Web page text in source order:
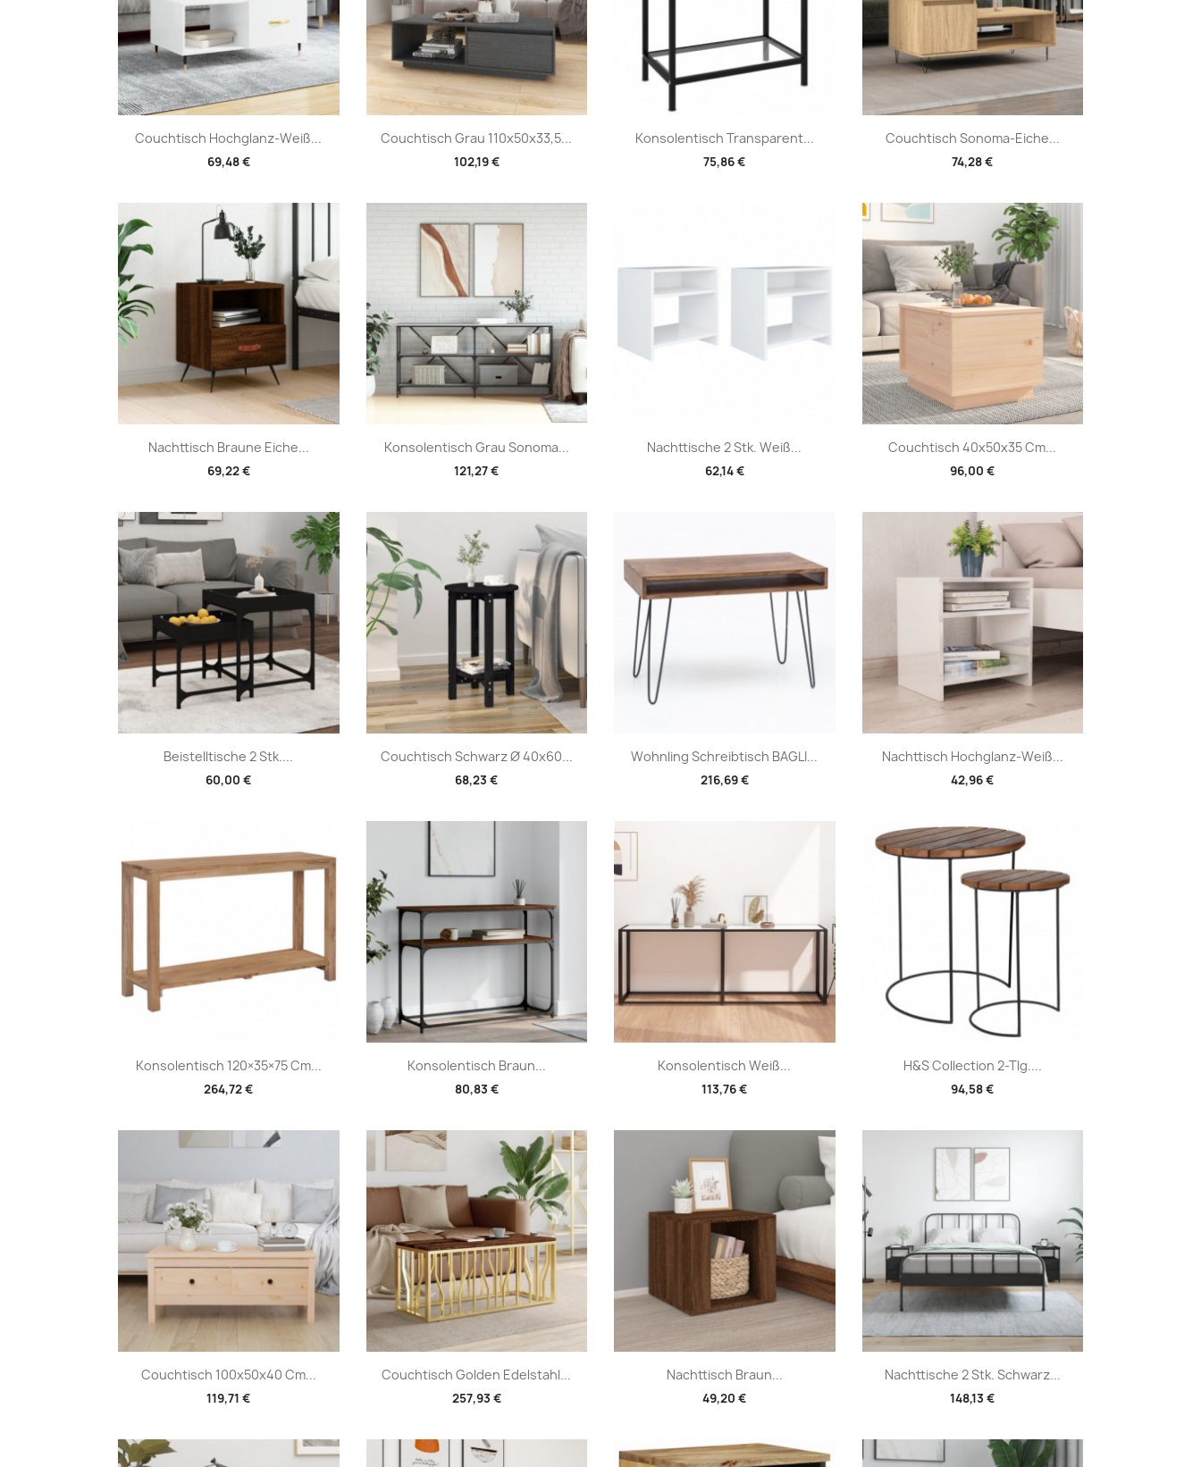
Couchtisch Hochglanz-Weiß...
69,48 €
 Vorschau Couchtisch Grau 110x50x33,5...
102,19 €
Vorschau Konsolentisch Transparent...
75,86 €
Vorschau Couchtisch Sonoma-Eiche...
74,28 €
Vorschau
Nachttisch Braune Eiche...
69,22 €
Vorschau Konsolentisch Grau Sonoma...
121,27 €
Vorschau Nachttische 2 Stk. Weiß...
62,14 €
Vorschau Couchtisch 40x50x35 Cm...
96,00 €
Vorschau
Beistelltische 2 Stk....
60,00 €
Vorschau Couchtisch Schwarz Ø 40x60...
68,23 €
Vorschau Wohnling Schreibtisch BAGLI...
216,69 €
Vorschau Nachttisch Hochglanz-Weiß...
42,96 €
 Vorschau
Konsolentisch 120×35×75 Cm...
264,72 €
Vorschau Konsolentisch Braun...
80,83 €
Vorschau Konsolentisch Weiß...
113,76 €
Vorschau H&S Collection 2-Tlg....
94,58 €
Vorschau
Couchtisch 100x50x40 Cm...
119,71 €
Vorschau Couchtisch Golden Edelstahl...
257,93 €
Vorschau Nachttisch Braun...
49,20 €
Vorschau Nachttische 2 Stk. Schwarz...
148,13 €
Vorschau